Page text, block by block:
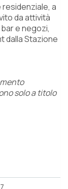
a
da attività
e negozi,
dalla Stazione
solo a titolo